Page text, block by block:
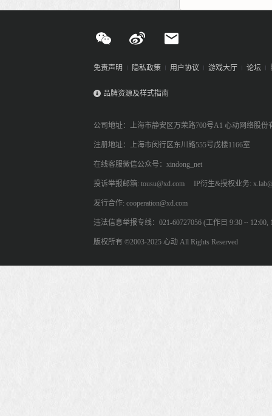
免责声明 隐私政策 用户协议 游戏大厅 论坛
品牌资源及样式指南
公司地址：上海市静安区万荣路700号A1 心动网络股份
注册地址：上海市闵行区东川路555号戊楼1166室
在线客服微信公众号：xindong_net
投诉举报邮箱: tousu@xd.com IP衍生&授权业务:
发行合作: cooperation@xd.com
违法信息举报专线：021-60727056 (工作日 9:30 ~ 12:00,
版权所有 ©2003-2025 心动 All Rights Reserved